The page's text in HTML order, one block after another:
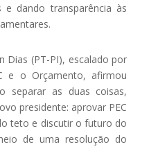
e dando transparência às
Dias (PT-PI), escalado por
e o Orçamento, afirmou
separar as duas coisas,
presidente: aprovar PEC
teto e discutir o futuro do
de uma resolução do